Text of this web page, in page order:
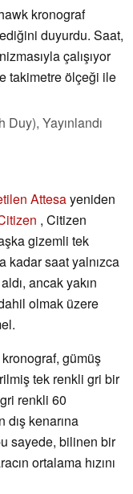
kronograf
duyurdu. Saat,
çalışıyor
takimetre ölçeği ile
Duy), Yayınlandı
Attesayeniden
, Citizen
gizemli tek
kadar saat yalnızca
ancak yakın
olmak üzere
gümüş
tek renkli gri bir
renkli 60
dış kenarına
sayede, bilinen bir
ortalama hızını